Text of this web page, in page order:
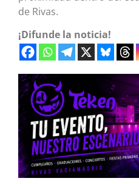
de Rivas.
¡Difunde la noticia!